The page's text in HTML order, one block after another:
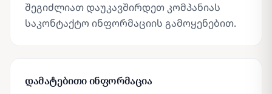
შეგიძლიათ დაუკავშირდეთ კომპანიას
საკონტაქტო ინფორმაციის გამოყენებით.
დამატებითი ინფორმაცია